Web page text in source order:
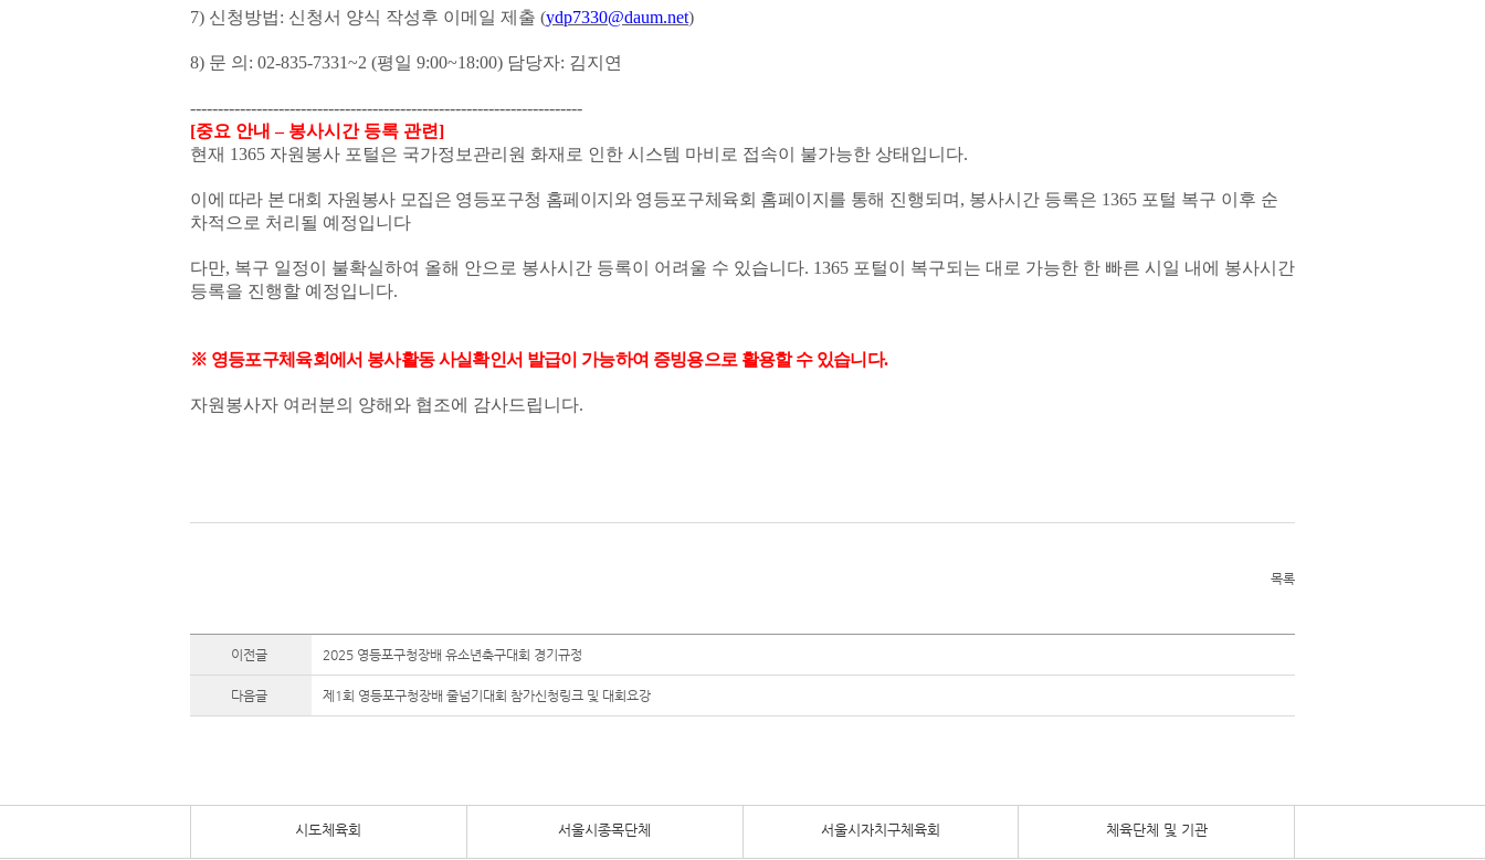
7) 신청방법: 신청서 양식 작성후 이메일 제출 (ydp7330@daum.net)
8) 문 의 : 02-835-7331~2 (평일 9:00~18:00) 담당자: 김지연
-----------------------------------------------------------------------
[중요 안내– 봉사시간 등록 관련]
현재 1365 자원봉사 포털은 국가정보관리원 화재로 인한 시스템 마비로 접속이 불가능한 상태입니다.
이에 따라 본 대회 자원봉사 모집은 영등포구청 홈페이지와 영등포구체육회 홈페이지를 통해 진행되며 , 봉사시간 등록은 1365 포털 복구 이후 순
차적으로 처리될 예정입니다
다만, 복구 일정이 불확실하여 올해 안으로 봉사시간 등록이 어려울 수 있습니다. 1365 포털이 복구되는 대로 가능한 한 빠른 시일 내에 봉사시간
등록을 진행할 예정입니다.
※ 영등포구체육회에서 봉사활동 사실확인서 발급이 가능하여 증빙용으로 활용할 수 있습니다.
자원봉사자 여러분의 양해와 협조에 감사드립니다.
목록
이전글 2025 영등포구청장배 유소년축구대회 경기규정
다음글 제1회 영등포구청장배 줄넘기대회 참가신청링크 및 대회요강
시도체육회 서울시종목단체 서울시자치구체육회 체육단체 및 기관